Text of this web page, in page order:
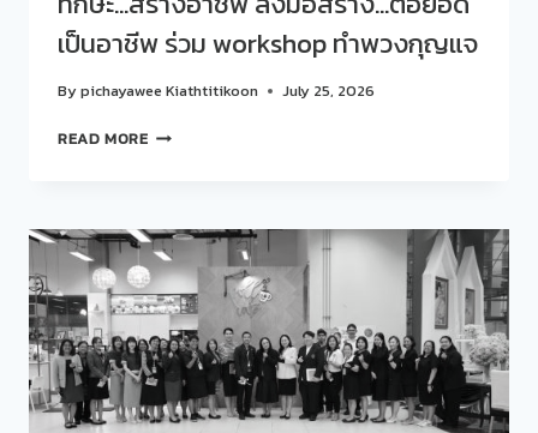
การ
สร้าง
ปลอดภัย
เด็ก
และ
การเมือง
&
คณะ
ครุศาสตร์”
เป็นอาชีพ ร่วม workshop ทำพวงกุญแจ
Bypichayawee Kiathtitikoon July 25, 2026
READ MOREสวน
ร่วม
กับ
ศูนย์
สนเทศ
แนะแนว
การ
ศึกษา
และ
อาชีพ